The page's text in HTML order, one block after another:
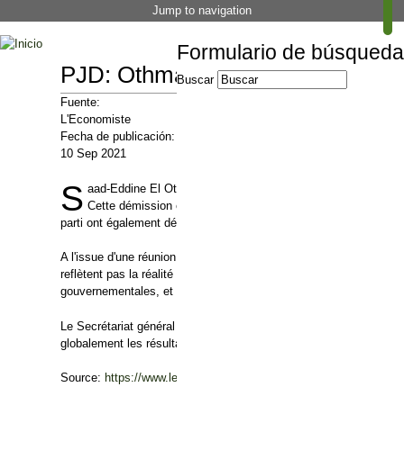
Jump to navigation
Formulario de búsqueda
Buscar
PJD: Othmani démissionne du
Fuente:
L'Economiste
Fecha de publicación:
10 Sep 2021
S aad-Eddine El Othmani vient de démissionner du
Cette démission était prévisible après la débâcle subie par
parti ont également démissionné.
A l'issue d'une réunion tenue ce jeudi, le secrétariat général de
reflètent pas la réalité de la carte politique de notre pays, ni la
gouvernementales, et la large réponse des citoyens au parti
Le Secrétariat général du parti a par ailleurs décidé de
globalement les résultats électoraux et de prendre les décisions
Source: https://www.leconomiste.com/flash-infos/pjd-othmani-